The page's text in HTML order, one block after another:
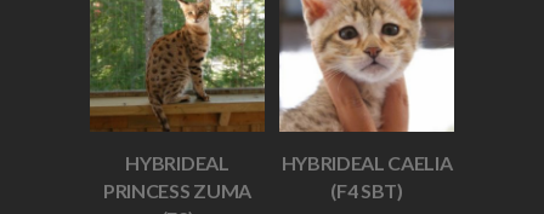
HYBRIDEAL
PRINCESS ZUMA
HYBRIDEAL CAELIA
(F4 SBT)